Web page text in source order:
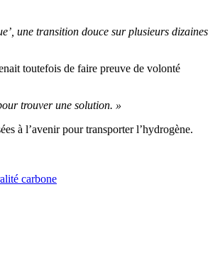
une transition douce sur plusieurs dizaines
toutefois de faire preuve de volonté
trouver une solution. »
à l’avenir pour transporter l’hydrogène.
carbone